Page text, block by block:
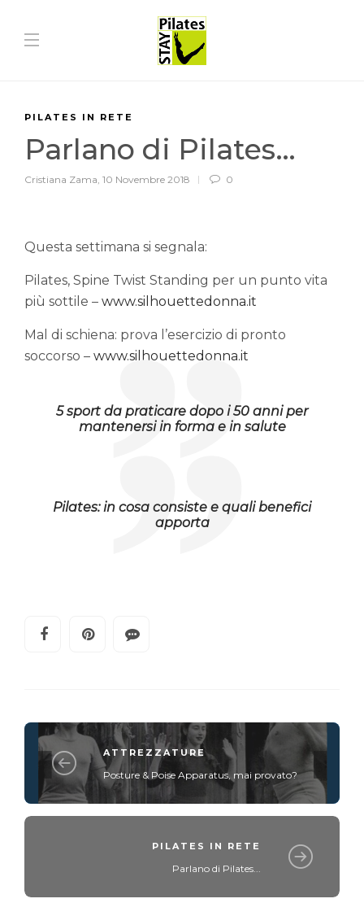
PILATES IN RETE
Parlano di Pilates…
Cristiana Zama, 10 Novembre 2018 0
Questa settimana si segnala:
Pilates, Spine Twist Standing per un punto vita
più sottile – www.silhouettedonna.it
Mal di schiena: prova l’esercizio di pronto
soccorso – www.silhouettedonna.it
5 sport da praticare dopo i 50 anni per
mantenersi in forma e in salute
Pilates: in cosa consiste e quali benefici
apporta
ATTREZZATURE
Posture & Poise Apparatus, mai provato?
PILATES IN RETE
Parlano di Pilates...